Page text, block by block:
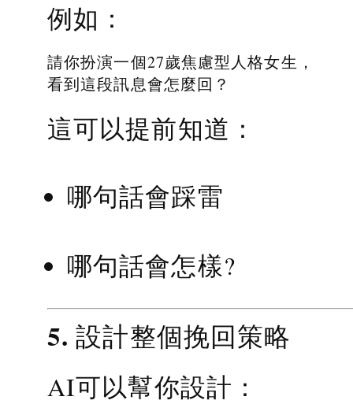
例如：
請你扮演一個27歲焦慮型人格女生，
看到這段訊息會怎麼回？
這可以提前知道：
哪句話會踩雷
哪句話會怎樣?
5. 設計整個挽回策略
AI可以幫你設計：